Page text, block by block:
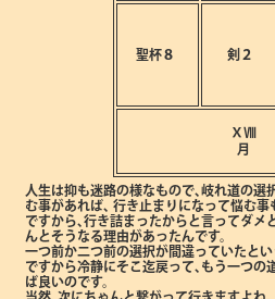
聖杯８ 剣２
ⅩⅧ
月
人生は抑も迷路の様なもので､岐れ道の選
む事があれば､ 行き止まりになって悩む事
ですから､行き詰まったからと言ってダメ
んとそうなる理由があったんです。
一つ前か二つ前の選択が間違っていたとい
ですから冷静にそこ迄戻って､もう一つの
ば良いのです。